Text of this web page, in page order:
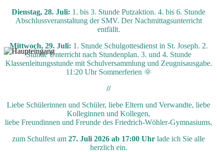
Dienstag, 28. Juli: 1. bis 3. Stunde Putzaktion. 4. bis 6. Stunde
Abschlussveranstaltung der SMV. Der Nachmittagsunterricht
entfällt.
Mittwoch, 29. Juli: 1. Stunde Schulgottesdienst in St. Joseph. 2.
Stunde Unterricht nach Stundenplan. 3. und 4. Stunde
Klassenleitungsstunde mit Schulversammlung und Zeugnisausgabe.
11:20 Uhr Sommerferien 🌞
//
Liebe Schülerinnen und Schüler, liebe Eltern und Verwandte, liebe
Kolleginnen und Kollegen,
liebe Freundinnen und Freunde des Friedrich-Wöhler-Gymnasiums,
zum Schulfest am 27. Juli 2026 ab 17:00 Uhr lade ich Sie alle
herzlich ein.